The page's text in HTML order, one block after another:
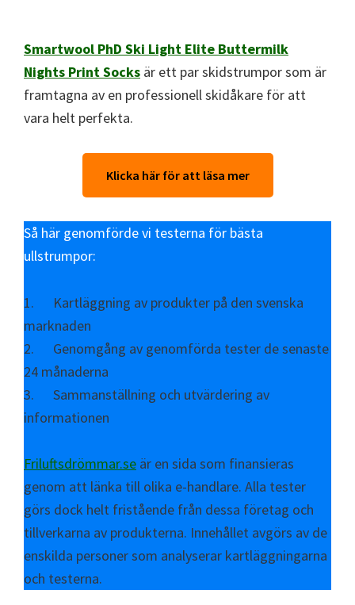
Smartwool PhD Ski Light Elite Buttermilk
Nights Print Socks är ett par skidstrumpor som är
framtagna av en professionell skidåkare för att
vara helt perfekta.
Klicka här för att läsa mer
Så här genomförde vi testerna för bästa
ullstrumpor:
1. Kartläggning av produkter på den svenska
marknaden
2. Genomgång av genomförda tester de senaste
24 månaderna
3. Sammanställning och utvärdering av
informationen
Friluftsdrömmar.se är en sida som finansieras
genom att länka till olika e-handlare. Alla tester
görs dock helt fristående från dessa företag och
tillverkarna av produkterna. Innehållet avgörs av de
enskilda personer som analyserar kartläggningarna
och testerna.